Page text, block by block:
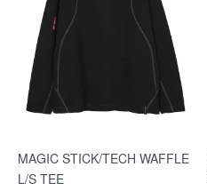
MAGIC STICK/TECH WAFFLE
L/S TEE